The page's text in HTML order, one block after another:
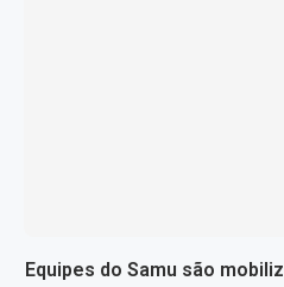
Equipes do Samu são